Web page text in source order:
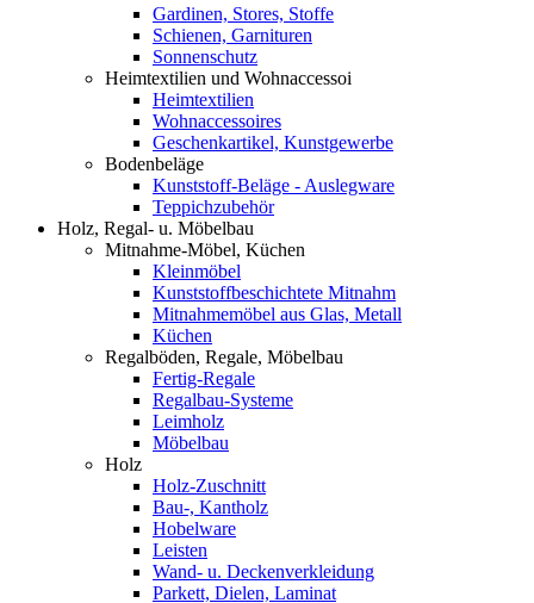
Gardinen, Stores, Stoffe
Schienen, Garnituren
Sonnenschutz
Heimtextilien und Wohnaccessoi
Heimtextilien
Wohnaccessoires
Geschenkartikel, Kunstgewerbe
Bodenbeläge
Kunststoff-Beläge - Auslegware
Teppichzubehör
Holz, Regal- u. Möbelbau
Mitnahme-Möbel, Küchen
Kleinmöbel
Kunststoffbeschichtete Mitnahm
Mitnahmemöbel aus Glas, Metall
Küchen
Regalböden, Regale, Möbelbau
Fertig-Regale
Regalbau-Systeme
Leimholz
Möbelbau
Holz
Holz-Zuschnitt
Bau-, Kantholz
Hobelware
Leisten
Wand- u. Deckenverkleidung
Parkett, Dielen, Laminat